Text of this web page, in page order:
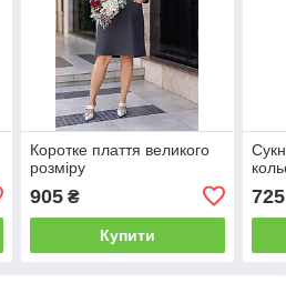
Коротке плаття великого
розміру
905₴
Купити
725